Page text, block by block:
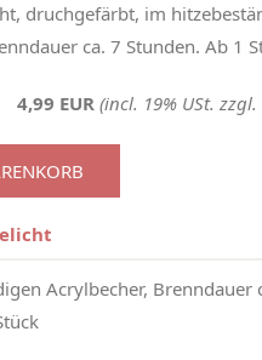
druchgefärbt, im
ca. 7 Stunden. Ab 1
4,99 EUR (incl. 19% USt. zzgl.
Acrylbecher, Brenndauer